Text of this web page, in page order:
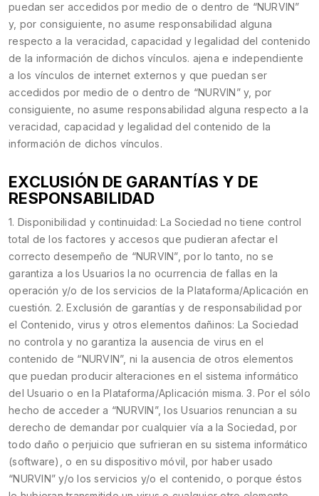
puedan ser accedidos por medio de o dentro de “NURVIN”
y, por consiguiente, no asume responsabilidad alguna
respecto a la veracidad, capacidad y legalidad del contenido
de la información de dichos vínculos. ajena e independiente
a los vínculos de internet externos y que puedan ser
accedidos por medio de o dentro de “NURVIN” y, por
consiguiente, no asume responsabilidad alguna respecto a la
veracidad, capacidad y legalidad del contenido de la
información de dichos vínculos.
EXCLUSIÓN DE GARANTÍAS Y DE
RESPONSABILIDAD
1. Disponibilidad y continuidad: La Sociedad no tiene control
total de los factores y accesos que pudieran afectar el
correcto desempeño de “NURVIN”, por lo tanto, no se
garantiza a los Usuarios la no ocurrencia de fallas en la
operación y/o de los servicios de la Plataforma/Aplicación en
cuestión. 2. Exclusión de garantías y de responsabilidad por
el Contenido, virus y otros elementos dañinos: La Sociedad
no controla y no garantiza la ausencia de virus en el
contenido de “NURVIN”, ni la ausencia de otros elementos
que puedan producir alteraciones en el sistema informático
del Usuario o en la Plataforma/Aplicación misma. 3. Por el sólo
hecho de acceder a “NURVIN”, los Usuarios renuncian a su
derecho de demandar por cualquier vía a la Sociedad, por
todo daño o perjuicio que sufrieran en su sistema informático
(software), o en su dispositivo móvil, por haber usado
“NURVIN” y/o los servicios y/o el contenido, o porque éstos